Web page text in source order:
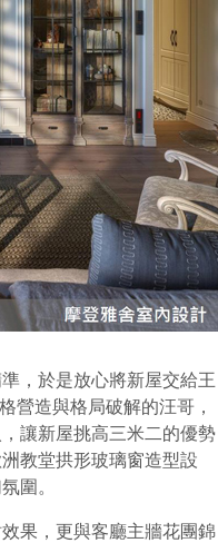
，於是放心將新屋交給王
營造與格局破解的汪哥，
讓新屋挑高三米二的優勢
教堂拱形玻璃窗造型設
圍。
果，更與客廳主牆花團錦